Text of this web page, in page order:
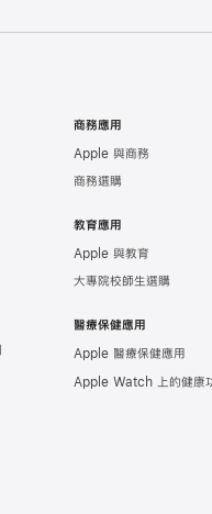
商務應用
Apple 與商務
商務選購
教育應用
Apple 與教育
大專院校師生選購
醫療保健應用
Apple 醫療保健應用
Apple Watch 上的健康